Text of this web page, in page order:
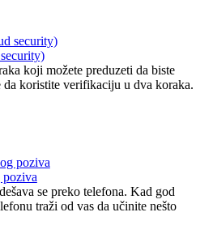
koji možete preduzeti da biste
koristite verifikaciju u dva koraka.
poziva
se preko telefona. Kad god
traži od vas da učinite nešto